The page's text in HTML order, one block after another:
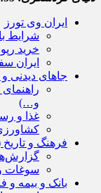
ایران وی تورز
شرایط
خرید
ایران
جاهای دیدنی
و…)
غذا و
فرهنگ و
سوغات
بانک و بیمه و